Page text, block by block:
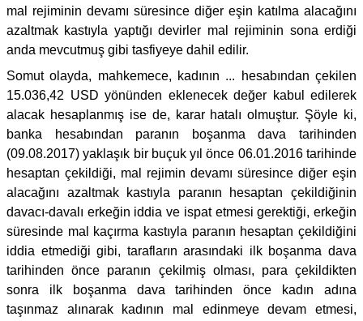
mal rejiminin devamı süresince diğer eşin katılma alacağını
azaltmak kastıyla yaptığı devirler mal rejiminin sona erdiği
anda mevcutmuş gibi tasfiyeye dahil edilir.
Somut olayda, mahkemece, kadının ... hesabından çekilen
15.036,42 USD yönünden eklenecek değer kabul edilerek
alacak hesaplanmış ise de, karar hatalı olmuştur. Şöyle ki,
banka hesabından paranın boşanma dava tarihinden
(09.08.2017) yaklaşık bir buçuk yıl önce 06.01.2016 tarihinde
hesaptan çekildiği, mal rejimin devamı süresince diğer eşin
alacağını azaltmak kastıyla paranın hesaptan çekildiğinin
davacı-davalı erkeğin iddia ve ispat etmesi gerektiği, erkeğin
süresinde mal kaçırma kastıyla paranın hesaptan çekildiğini
iddia etmediği gibi, tarafların arasındaki ilk boşanma dava
tarihinden önce paranın çekilmiş olması, para çekildikten
sonra ilk boşanma dava tarihinden önce kadın adına
taşınmaz alınarak kadının mal edinmeye devam etmesi,